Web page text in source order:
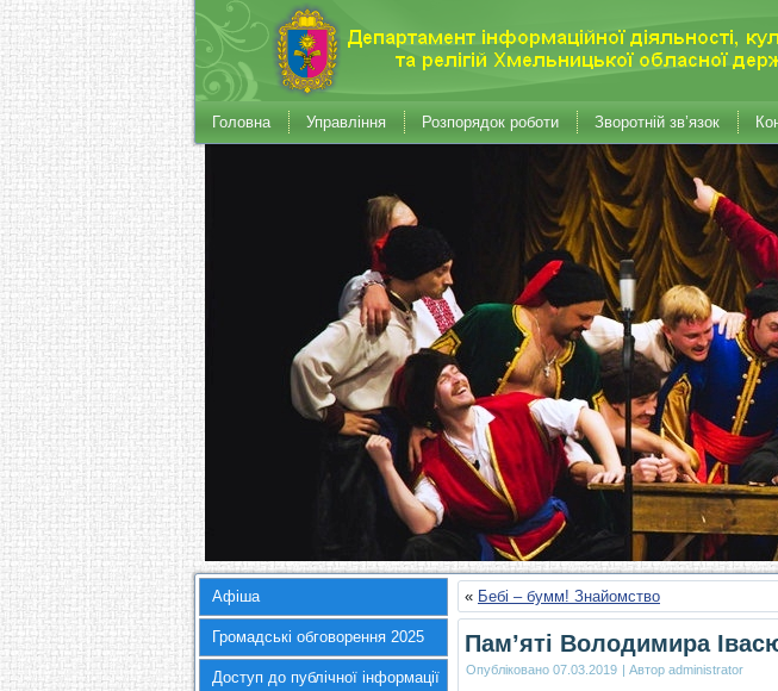
Головна Управління Розпорядок роботи Зворотній зв’язок
Афіша
Громадські обговорення 2025
Доступ до публічної інформації
« Бебі – бумм! Знайомство
Пам’яті Володимира
Опубліковано 07.03.2019 | Автор administrator